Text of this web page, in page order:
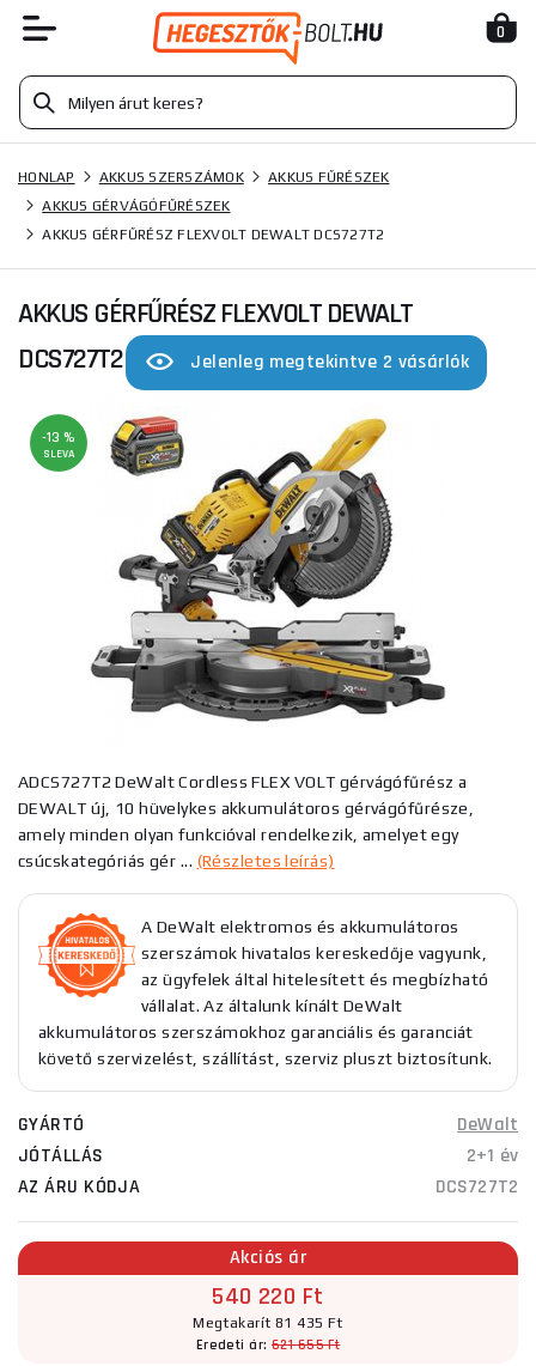
0
HONLAP AKKUS SZERSZÁMOK
AKKUS FŰRÉSZEK
AKKUS GÉRVÁGÓFŰRÉSZEK
AKKUS GÉRFŰRÉSZ FLEXVOLT DEWALT DCS727T2
AKKUS GÉRFŰRÉSZ FLEXVOLT DEWALT
DCS727T2
Jelenleg megtekintve 2 vásárlók
-13 %
SLEVA
ADCS727T2 DeWalt Cordless FLEX VOLT gérvágófűrész a
DEWALT új, 10 hüvelykes akkumulátoros gérvágófűrésze,
amely minden olyan funkcióval rendelkezik, amelyet egy
csúcskategóriás gér ... (Részletes leírás)
A DeWalt elektromos és akkumulátoros
szerszámok hivatalos kereskedője vagyunk,
az ügyfelek által hitelesített és megbízható
vállalat. Az általunk kínált DeWalt
akkumulátoros szerszámokhoz garanciális és garanciát
követő szervizelést, szállítást, szerviz pluszt biztosítunk.
GYÁRTÓ
DeWalt
JÓTÁLLÁS
2+1 év
AZ ÁRU KÓDJA
DCS727T2
Akciós ár
540 220 Ft
Megtakarít 81 435 Ft
Eredeti ár: 621 655 Ft